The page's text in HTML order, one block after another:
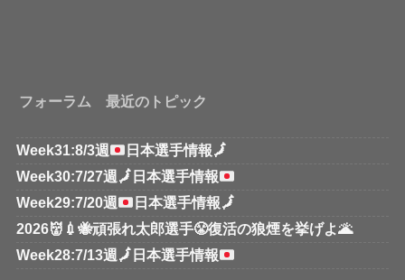
フォーラム 最近のトピック
Week31:8/3週 日本選手情報🗾
Week30:7/27週🗾 日本選手情報
Week29:7/20週
日本選手情報🗾
2026👹💉🐝頑張れ太郎選手😤復活の狼煙を挙げよ🌋
Week28:7/13週🗾 日本選手情報